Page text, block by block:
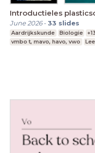
Introductieles
June 2026-33 slides
Aardrijkskunde Biologie +13
vmbo t, mavo, havo, vwo